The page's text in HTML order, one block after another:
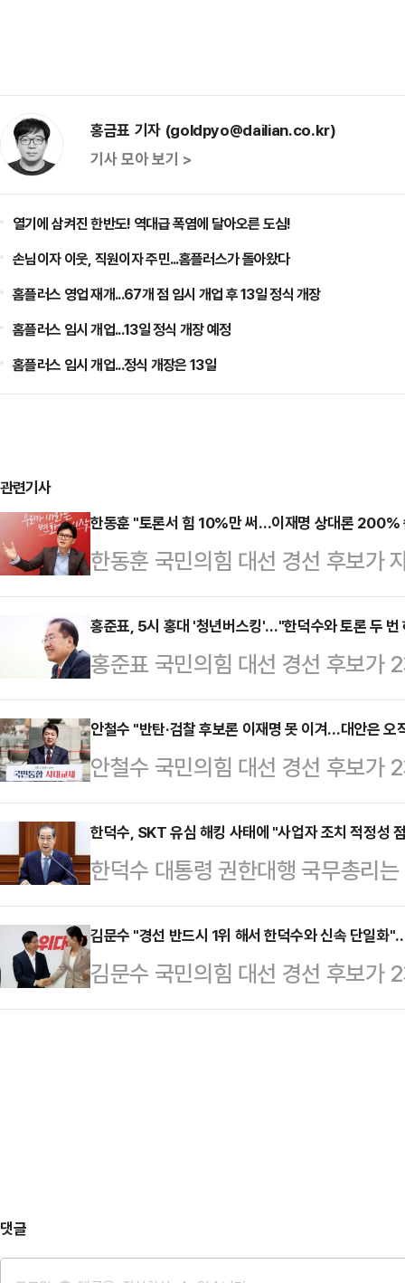
홍금표 기자 (goldpyo@dailian.co.kr)
기사 모아 보기 >
열기에 삼켜진 한반도! 역대급 폭염에 달아오른 도심!
손님이자 이웃, 직원이자 주민...홈플러스가 돌아왔다
홈플러스 영업 재개...67개 점 임시 개업 후 13일 정식 개장
홈플러스 임시 개업...13일 정식 개장 예정
홈플러스 임시 개업...정식 개장은 13일
관련기사
한동훈 "토론서 힘 10%만 써…이재명 상대론 200%
한동훈 국민의힘 대선 경선 후보가
더불어민주당 후보와 맞붙어 박살
당내 경선 TV토론은 같은 편이라
200%의 힘을 쏟을 생각이라고 밝
인천시당 대회의실에서 열린 당원
모두 훌륭하지만 이재명과 토론으
라"며 "나는 같은 편이니 10% 힘
쏟아붓겠다"고 말…
홍준표, 5시 홍대 '청년버스킹'…"한덕수와 토론 두 번
홍준표 국민의힘 대선 경선 후보가
일반국민 여론조사 개시를 맞아 홍
는다. 홍 후보는 한덕수 대통령 권
전격 공개하는 승부수를 띄우기도
에 "오늘 오후 5시에 홍대 거리에
"이 땅의 청년들이 가지는 불안들
간담회 형식의 질의응답 행사를 갖
경선 국면에서 실시된 각…
안철수 "반탄·검찰 후보론 이재명 못 이겨…대안은 오
안철수 국민의힘 대선 경선 후보가
가 시작된 27일 "탄핵을 반대하고
없다. 검사 출신 정치 초심자로는
라고 호소했다. 안 후보가 언급한 '
찰 출신 정치 초심자'는 한동훈 후
소통관에서 기자회견을 열어 "김문
이지만 이들은 과거를 지향하는 법
가야 한다…
한덕수, SKT 유심 해킹 사태에 "사업자 조치 적정성
한덕수 대통령 권한대행 국무총리
별 모듈) 정보 해킹 사고와 관련해 "
신위원회, 개인정보위원회 등 관계
하기 바란다"고 했다.한 대행은 27
들의 불편과 불안이 조속히 해소될
김문수 "경선 반드시 1위 해서 한덕수와 신속 단일화
김문수 국민의힘 대선 경선 후보가
일반국민 여론조사 시작에 즈음해
댓글